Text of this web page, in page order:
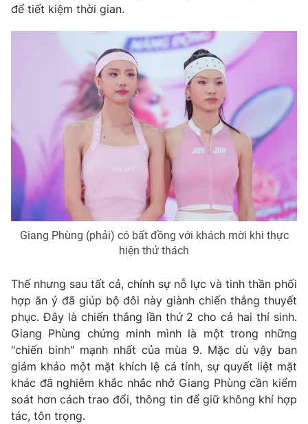
Phó Tổng Biên tập: Nguyễn Thị Mỹ Hạnh, Phạm Quốc Thắng,
024.38 355 931 - 024.38 355 932
Ðiện thoại Thời báo VTV:024.66 897 897
toasoan@vtv.vn
Liên hệ quảng cáo:024-7300.7108
® Cấm sao chép dưới mọi hình thức nếu không có sự chấp
thuận bằng văn bản. Ghi rõ nguồn VTV.vn khi phát hành lại
thông tin từ website này.
để tiết kiệm thời gian.
Giang Phùng (phải) có bất đồng với khách mời khi thực
hiện thử thách
Thế nhưng sau tất cả, chính sự nỗ lực và tinh thần phối
hợp ăn ý đã giúp bộ đôi này giành chiến thắng thuyết
phục. Đây là chiến thắng lần thứ 2 cho cả hai thí sinh.
Giang Phùng chứng minh mình là một trong những
"chiến binh" mạnh nhất của mùa 9. Mặc dù vậy ban
giám khảo một mặt khích lệ cá tính, sự quyết liệt mặt
khác đã nghiêm khắc nhắc nhở Giang Phùng cần kiểm
soát hơn cách trao đổi, thông tin để giữ không khí hợp
tác, tôn trọng.